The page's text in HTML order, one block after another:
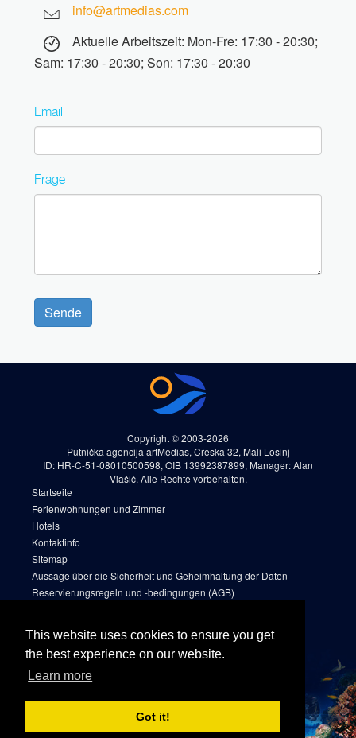
This website uses cookies to ensure you get
the best experience on our website.
Learn more
Got it!
info@artmedias.com
Aktuelle Arbeitszeit: Mon-Fre: 17:30 - 20:30;
Sam: 17:30 - 20:30; Son: 17:30 - 20:30
Email
Frage
Sende
Copyright © 2003-2026
Putnička agencija artMedias, Creska 32, Mali Losinj
ID: HR-C-51-08010500598, OIB 13992387899, Manager: Alan
Vlašić. Alle Rechte vorbehalten.
Startseite
Ferienwohnungen und Zimmer
Hotels
Kontaktinfo
Sitemap
Aussage über die Sicherheit und Geheimhaltung der Daten
Reservierungsregeln und -bedingungen (AGB)
Facebook
Instagram